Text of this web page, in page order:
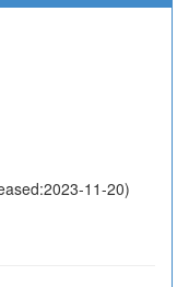
11-20)